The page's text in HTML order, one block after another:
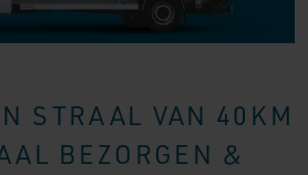
STRAAL VAN 40KM
BEZORGEN &